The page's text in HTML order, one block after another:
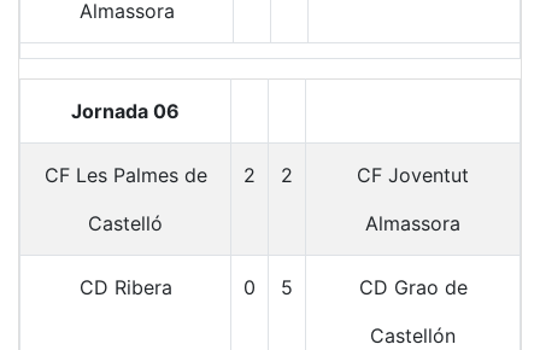
Almassora
Jornada 06
CF Les Palmes de
Castelló
2 2
CF Joventut
Almassora
CD Ribera 0 5
CD Grao de
Castellón